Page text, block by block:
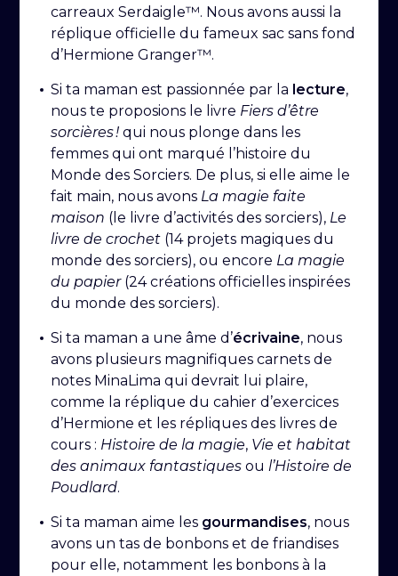
carreaux Serdaigle™. Nous avons aussi la
réplique officielle du fameux sac sans fond
d’Hermione Granger™.
Si ta maman est passionnée par la lecture,
nous te proposions le livre Fiers d’être
sorcières !qui nous plonge dans les
femmes qui ont marqué l’histoire du
Monde des Sorciers. De plus, si elle aime le
fait main, nous avons La magie faite
maison (le livre d’activités des sorciers), Le
livre de crochet (14 projets magiques du
monde des sorciers), ou encore La magie
du papier (24 créations officielles inspirées
du monde des sorciers).
Si ta maman a une âme d’écrivaine, nous
avons plusieurs magnifiques carnets de
notes MinaLima qui devrait lui plaire,
comme la réplique du cahier d’exercices
d’Hermione et les répliques des livres de
cours : Histoire de la magie,Vie et habitat
des animaux fantastiquesou l’Histoire de
Poudlard.
Si ta maman aime les gourmandises, nous
avons un tas de bonbons et de friandises
pour elle, notamment les bonbons à la